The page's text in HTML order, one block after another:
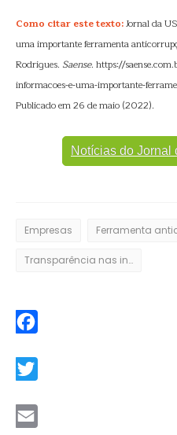
Como citar este texto:Jornal da
uma importante ferramenta
Rodrigues. Saense. https://
informacoes-e-uma-importante-
Publicado em 26 de maio (2022).
Notícias do Jornal
Empresas
Transparência nas informações